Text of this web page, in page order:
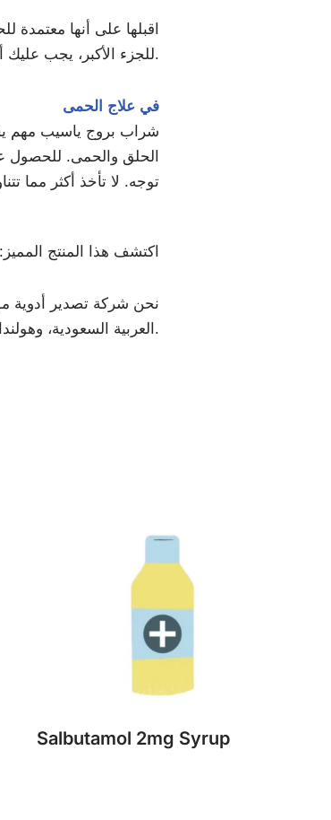
اقبلها على أنها معتمدة
للجزء الأكبر، يجب عليك أن تأخذ الجزء الأقل إقناعًا، لأقصر وقت ممكن.
في علاج الحمى
شراب بروج ياسيب مهم
الحلق والحمى. للحصول
توجه. لا تأخذ أكثر مما
اكتشف هذا المنتج
نحن شركة تصدير أدوية
العربية السعودية، وهولندا، وألبانيا، وسانت لوسيا، والأردن، ورومانيا، وجنوب أفريقيا، وغيرها الكثير.
Salbutamol 2mg Syrup